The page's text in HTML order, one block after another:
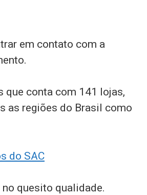
em contato com a
que conta com 141 lojas,
as regiões do Brasil como
do SAC
quesito qualidade.